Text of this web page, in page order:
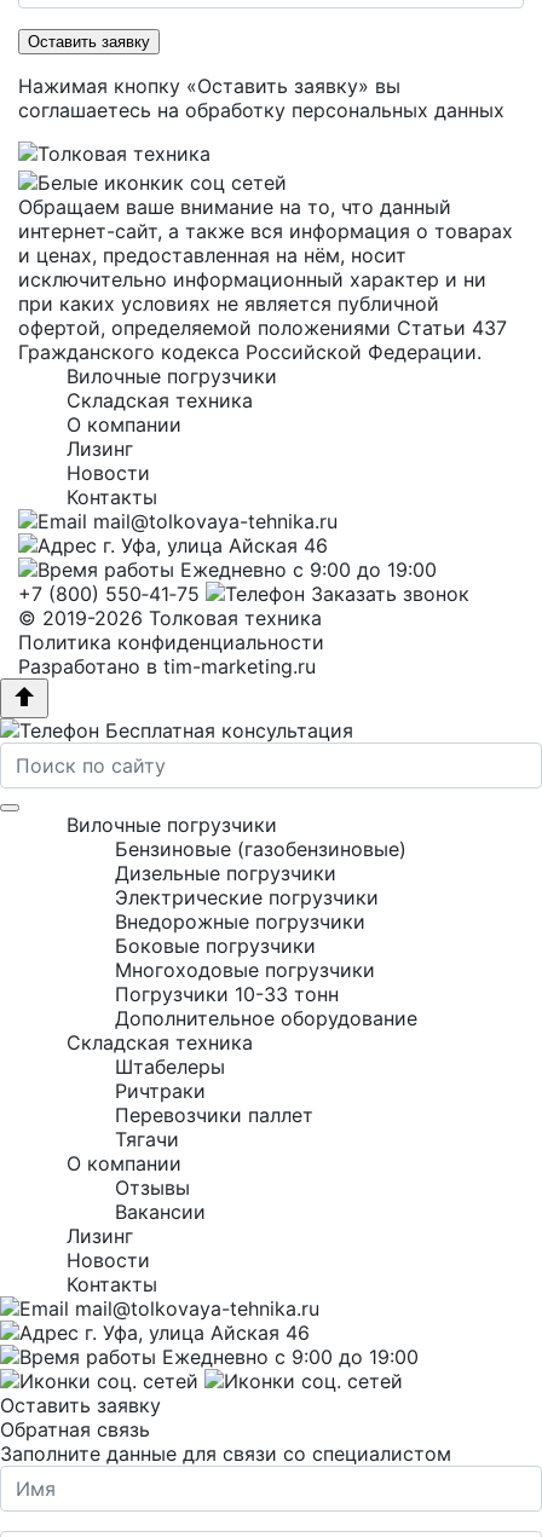
Оставить заявку
Нажимая кнопку «Оставить заявку» вы
соглашаетесь на обработку персональных данных
Обращаем ваше внимание на то, что данный
интернет-сайт, а также вся информация о товарах
и ценах, предоставленная на нём, носит
исключительно информационный характер и ни
при каких условиях не является публичной
офертой, определяемой положениями Статьи 437
Гражданского кодекса Российской Федерации.
Вилочные погрузчики
Складская техника
О компании
Лизинг
Новости
Контакты
mail@tolkovaya-tehnika.ru
г. Уфа, улица Айская 46
Ежедневно с 9:00 до 19:00
+7 (800) 550‑41‑75
Заказать звонок
© 2019-2026 Толковая техника
Политика конфиденциальности
Разработано в tim-marketing.ru
Бесплатная консультация
Вилочные погрузчики
Бензиновые (газобензиновые)
Дизельные погрузчики
Электрические погрузчики
Внедорожные погрузчики
Боковые погрузчики
Многоходовые погрузчики
Погрузчики 10-33 тонн
Дополнительное оборудование
Складская техника
Штабелеры
Ричтраки
Перевозчики паллет
Тягачи
О компании
Отзывы
Вакансии
Лизинг
Новости
Контакты
mail@tolkovaya-tehnika.ru
г. Уфа, улица Айская 46
Ежедневно с 9:00 до 19:00
Оставить заявку
Обратная связь
Заполните данные для связи со специалистом